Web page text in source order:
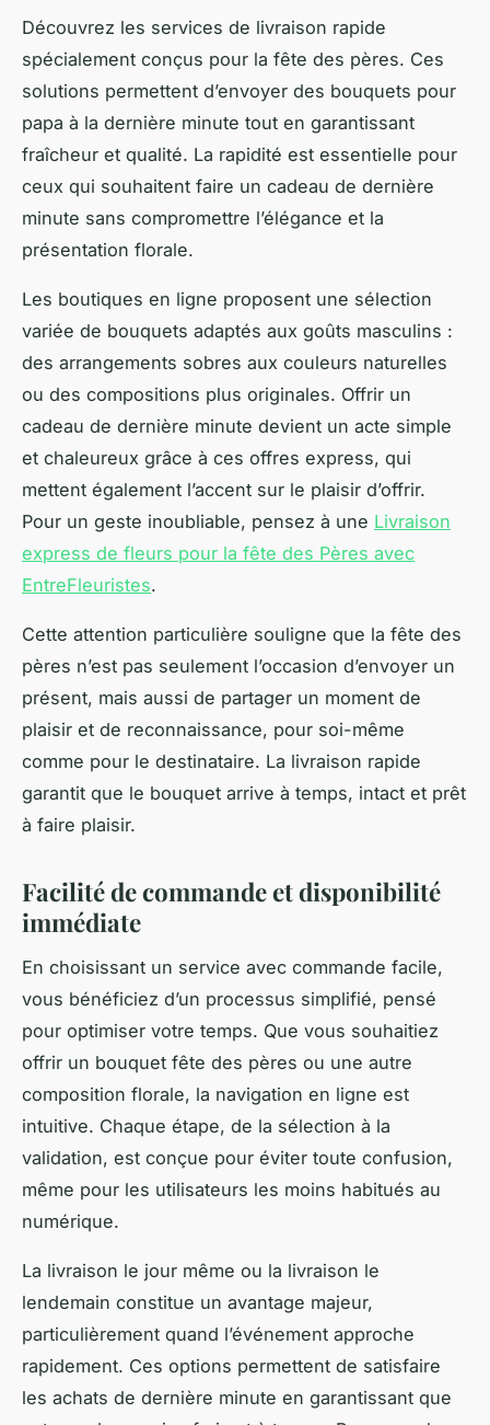
Découvrez les services de livraison rapide
spécialement conçus pour la fête des pères. Ces
solutions permettent d’envoyer des bouquets pour
papa à la dernière minute tout en garantissant
fraîcheur et qualité. La rapidité est essentielle pour
ceux qui souhaitent faire un cadeau de dernière
minute sans compromettre l’élégance et la
présentation florale.
Les boutiques en ligne proposent une sélection
variée de bouquets adaptés aux goûts masculins :
des arrangements sobres aux couleurs naturelles
ou des compositions plus originales. Offrir un
cadeau de dernière minute devient un acte simple
et chaleureux grâce à ces offres express, qui
mettent également l’accent sur le plaisir d’offrir.
Pour un geste inoubliable, pensez à une Livraison
express de fleurs pour la fête des Pères avec
EntreFleuristes.
Cette attention particulière souligne que la fête des
pères n’est pas seulement l’occasion d’envoyer un
présent, mais aussi de partager un moment de
plaisir et de reconnaissance, pour soi-même
comme pour le destinataire. La livraison rapide
garantit que le bouquet arrive à temps, intact et prêt
à faire plaisir.
Facilité de commande et disponibilité
immédiate
En choisissant un service avec commande facile,
vous bénéficiez d’un processus simplifié, pensé
pour optimiser votre temps. Que vous souhaitiez
offrir un bouquet fête des pères ou une autre
composition florale, la navigation en ligne est
intuitive. Chaque étape, de la sélection à la
validation, est conçue pour éviter toute confusion,
même pour les utilisateurs les moins habitués au
numérique.
La livraison le jour même ou la livraison le
lendemain constitue un avantage majeur,
particulièrement quand l’événement approche
rapidement. Ces options permettent de satisfaire
les achats de dernière minute en garantissant que